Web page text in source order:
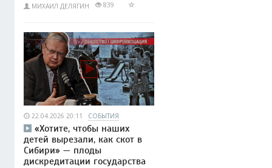
МИХАИЛ ДЕЛЯГИН 839
22.04.2026 20:11 СОБЫТИЯ
«Хотите, чтобы наших
детей вырезали, как скот в
Сибири» — плоды
дискредитации государства